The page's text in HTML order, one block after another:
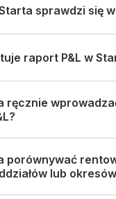
sprawdzi się
raport P&L w
ręcznie
porównywać
lub